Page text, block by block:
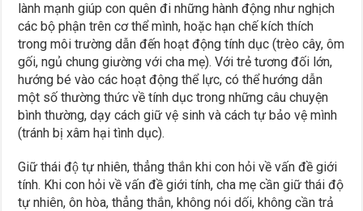
lành mạnh giúp con quên đi những hành động như nghịch
các bộ phận trên cơ thể mình, hoặc hạn chế kích thích
trong môi trường dẫn đến hoạt động tính dục (trèo cây, ôm
gối, ngủ chung giường với cha mẹ). Với trẻ tương đối lớn,
hướng bé vào các hoạt động thể lực, có thể hướng dẫn
một số thường thức về tính dục trong những câu chuyện
bình thường, dạy cách giữ vệ sinh và cách tự bảo vệ mình
(tránh bị xâm hại tình dục).
Giữ thái độ tự nhiên, thẳng thắn khi con hỏi về vấn đề giới
tính. Khi con hỏi về vấn đề giới tính, cha mẹ cần giữ thái độ
tự nhiên, ôn hòa, thẳng thắn, không nói dối, không cần trả